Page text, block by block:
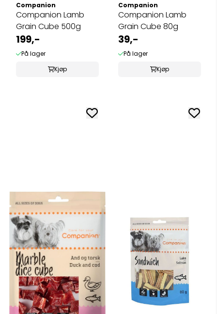
Companion
Companion Lamb
Grain Cube 500g
199,-
På lager
Kjøp
Companion
Companion Lamb
Grain Cube 80g
39,-
På lager
Kjøp